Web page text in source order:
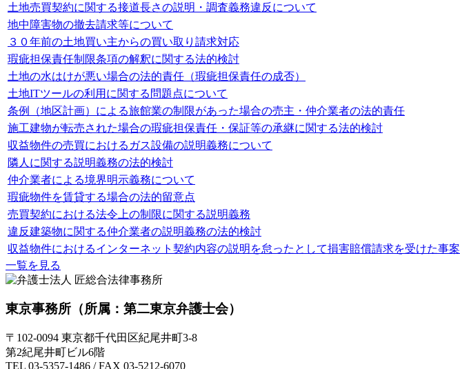
土地売買契約に関する接道長さの説明・調査義務違反について
地中障害物の撤去請求等について
３０年前の土地買い主からの買い取り請求対応
瑕疵担保責任制限条項の解釈に関する法的検討
土地の水はけが悪い場合の法的責任（瑕疵担保責任の成否）
土地ITツールの利用に関する問題点について
条例（地区計画）による旅館業の制限があった場合の売主・仲介業者の法的責任
施工建物が転売された場合の瑕疵担保責任・保証等の承継に関する法的検討
収益物件の売買におけるガス設備の説明義務について
隣人に関する説明義務の法的検討
仲介業者による境界明示義務について
瑕疵物件を賃貸する場合の法的留意点
売買契約における法令上の制限に関する説明義務
違反建築物に関する仲介業者の説明義務の法的検討
収益物件におけるインターネット契約内容の説明を怠ったとして損害賠償請求を受けた事案
一覧を見る
東京事務所 （所属：第二東京弁護士会）
〒102-0094 東京都千代田区紀尾井町3-8
第2紀尾井町ビル6階
TEL 03-5357-1486 / FAX 03-5212-6070